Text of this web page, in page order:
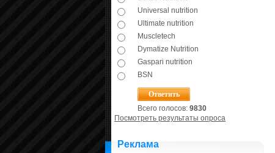
Universal nutrition
Ultimate nutrition
Muscletech
Dymatize Nutrition
Gaspari nutrition
BSN
Всего голосов: 9830
Посмотреть результаты опроса
Реклама